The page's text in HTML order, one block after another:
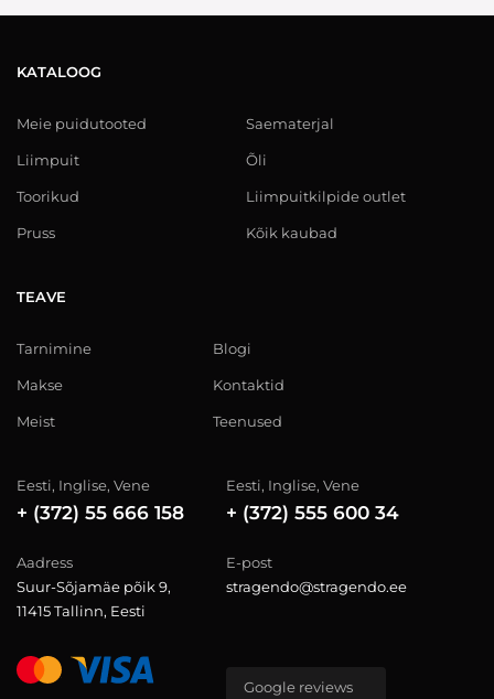
KATALOOG
Meie puidutooted
Liimpuit
Toorikud
Pruss
Saematerjal
Õli
Liimpuitkilpide outlet
Kõik kaubad
TEAVE
Tarnimine
Makse
Meist
Blogi
Kontaktid
Teenused
Eesti, Inglise, Vene
+ (372) 55 666 158
Eesti, Inglise, Vene
+ (372) 555 600 34
Aadress
Suur-Sõjamäe põik 9,
11415 Tallinn, Eesti
E-post
stragendo@stragendo.ee
Google reviews